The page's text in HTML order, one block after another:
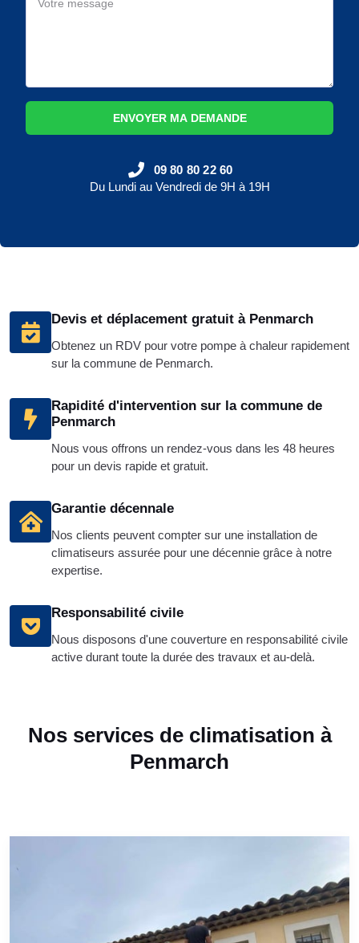
Devis et déplacement gratuit à Penmarch
Obtenez un RDV pour votre pompe à chaleur rapidement
sur la commune de Penmarch.
Rapidité d'intervention sur la commune de
Penmarch
Nous vous offrons un rendez-vous dans les 48 heures
pour un devis rapide et gratuit.
Garantie décennale
Nos clients peuvent compter sur une installation de
climatiseurs assurée pour une décennie grâce à notre
expertise.
Responsabilité civile
Nous disposons d'une couverture en responsabilité civile
active durant toute la durée des travaux et au-delà.
ENVOYER MA DEMANDE
09 80 80 22 60
Du Lundi au Vendredi de 9H à 19H
Nos services de climatisation à
Penmarch